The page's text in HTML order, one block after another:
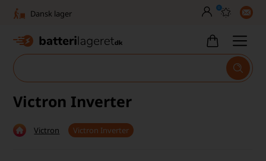
Dansk lager
30 dages returret
1040+ glade kunder på Trustpilot
Dag-til-dag levering
Fri fragt over 499,-
0
Victron Inverter
Victron Victron Inverter